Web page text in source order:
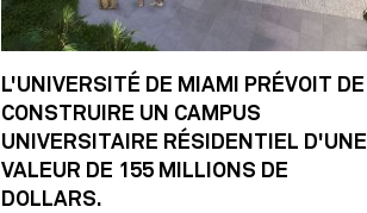
L'UNIVERSITÉ DE MIAMI PRÉVOIT DE
CONSTRUIRE UN CAMPUS
UNIVERSITAIRE RÉSIDENTIEL D'UNE
VALEUR DE 155 MILLIONS DE
DOLLARS.